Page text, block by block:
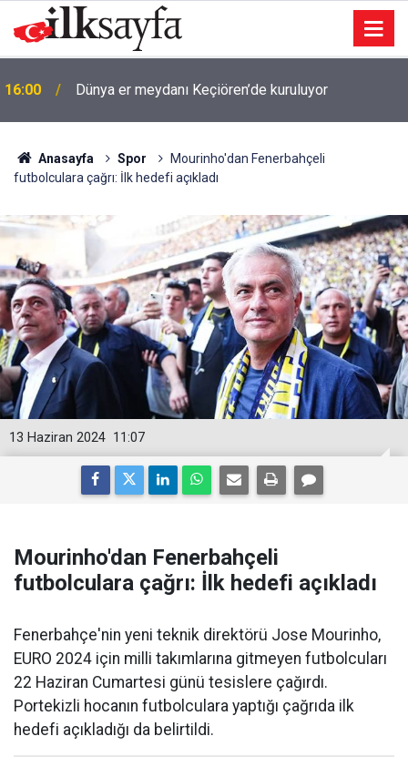
16:00 Dünya er meydanı Keçiören’de kuruluyor
Anasayfa Spor
Mourinho'dan Fenerbahçeli
futbolculara çağrı: İlk hedefi açıkladı
11:07
13 Haziran 2024
Mourinho'dan Fenerbahçeli
futbolculara çağrı: İlk hedefi açıkladı
Fenerbahçe'nin yeni teknik direktörü Jose Mourinho,
EURO 2024 için milli takımlarına gitmeyen futbolcuları
22 Haziran Cumartesi günü tesislere çağırdı.
Portekizli hocanın futbolculara yaptığı çağrıda ilk
hedefi açıkladığı da belirtildi.